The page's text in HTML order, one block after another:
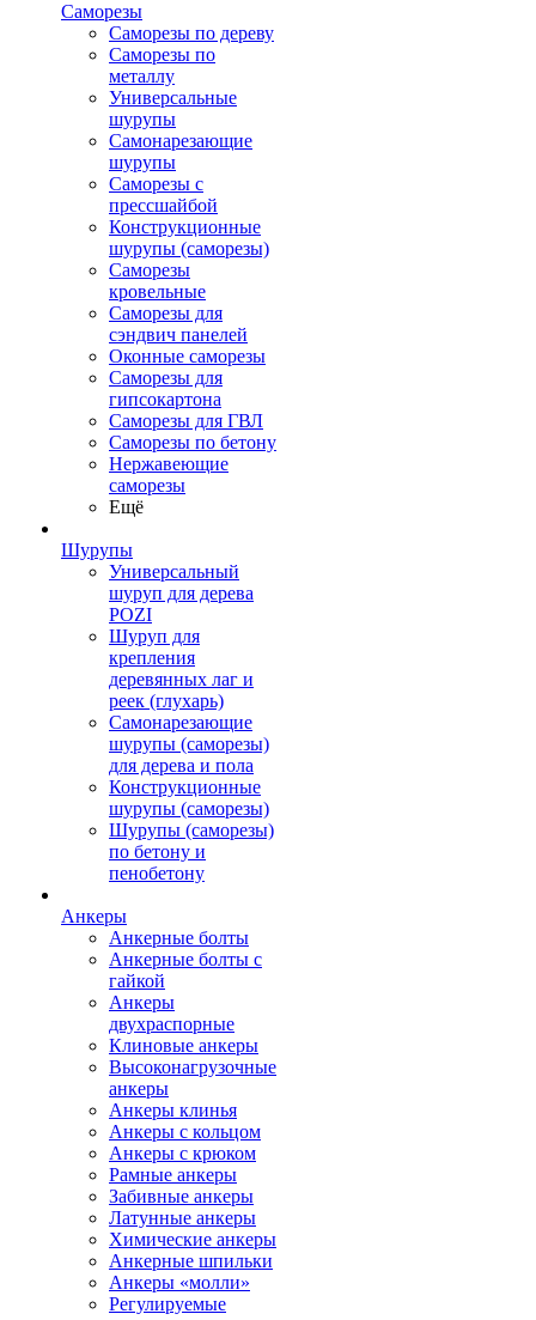
Саморезы
Саморезы по дереву
Саморезы по
металлу
Универсальные
шурупы
Самонарезающие
шурупы
Саморезы с
прессшайбой
Конструкционные
шурупы (саморезы)
Саморезы
кровельные
Саморезы для
сэндвич панелей
Оконные саморезы
Саморезы для
гипсокартона
Саморезы для ГВЛ
Саморезы по бетону
Нержавеющие
саморезы
Ещё
Шурупы
Универсальный
шуруп для дерева
POZI
Шуруп для
крепления
деревянных лаг и
реек (глухарь)
Самонарезающие
шурупы (саморезы)
для дерева и пола
Конструкционные
шурупы (саморезы)
Шурупы (саморезы)
по бетону и
пенобетону
Анкеры
Анкерные болты
Анкерные болты с
гайкой
Анкеры
двухраспорные
Клиновые анкеры
Высоконагрузочные
анкеры
Анкеры клинья
Анкеры с кольцом
Анкеры с крюком
Рамные анкеры
Забивные анкеры
Латунные анкеры
Химические анкеры
Анкерные шпильки
Анкеры «молли»
Регулируемые